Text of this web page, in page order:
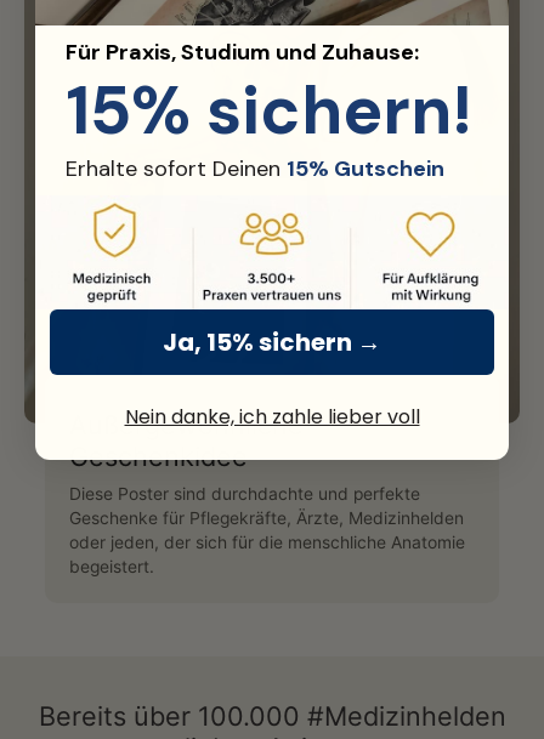
Außergewöhnliche
Geschenkidee
Diese Poster sind durchdachte und perfekte
Geschenke für Pflegekräfte, Ärzte, Medizinhelden
oder jeden, der sich für die menschliche Anatomie
begeistert.
Bereits über 100.000 #Medizinhelden
Für Praxis, Studium und Zuhause:
15% sichern!
Erhalte sofort Deinen 15% Gutschein
Ja, 15% sichern →
Nein danke, ich zahle lieber voll